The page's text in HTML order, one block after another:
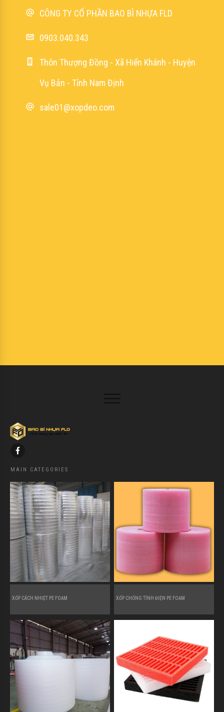
CÔNG TY CỔ PHẦN BAO BÌ NHỰA FLD
0903.040.343
Thôn Thượng Đồng - Xã Hiển Khánh - Huyện
Vụ Bản - Tỉnh Nam Định
sale01@xopdeo.com
MAIN CATEGORIES
XỐP CÁCH NHIỆT PE FOAM XỐP CHỐNG TĨNH ĐIỆN PE FOAM